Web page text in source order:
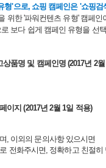
형'으로, 쇼핑 캠페인은 '쇼핑검
위한 '파워컨텐츠 유형' 캠페인
보다 쉽게 캠페인 유형을 선
품명 및 캠페인명 (2017년 2월
이지 (2017년 2월 1일 적용)
, 이외의 문의사항 있으시면
전화주시면, 정확하고 친절